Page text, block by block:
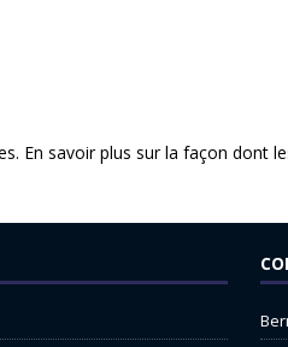
En savoir plus sur la façon dont